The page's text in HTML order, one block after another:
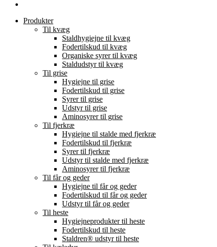
Produkter
Til kvæg
Staldhygiejne til kvæg
Fodertilskud til kvæg
Organiske syrer til kvæg
Staldudstyr til kvæg
Til grise
Hygiejne til grise
Fodertilskud til grise
Syrer til grise
Udstyr til grise
Aminosyrer til grise
Til fjerkræ
Hygiejne til stalde med fjerkræ
Fodertilskud til fjerkræ
Syrer til fjerkræ
Udstyr til stalde med fjerkræ
Aminosyrer til fjerkræ
Til får og geder
Hygiejne til får og geder
Fodertilskud til får og geder
Udstyr til får og geder
Til heste
Hygiejneprodukter til heste
Fodertilskud til heste
Staldren® udstyr til heste